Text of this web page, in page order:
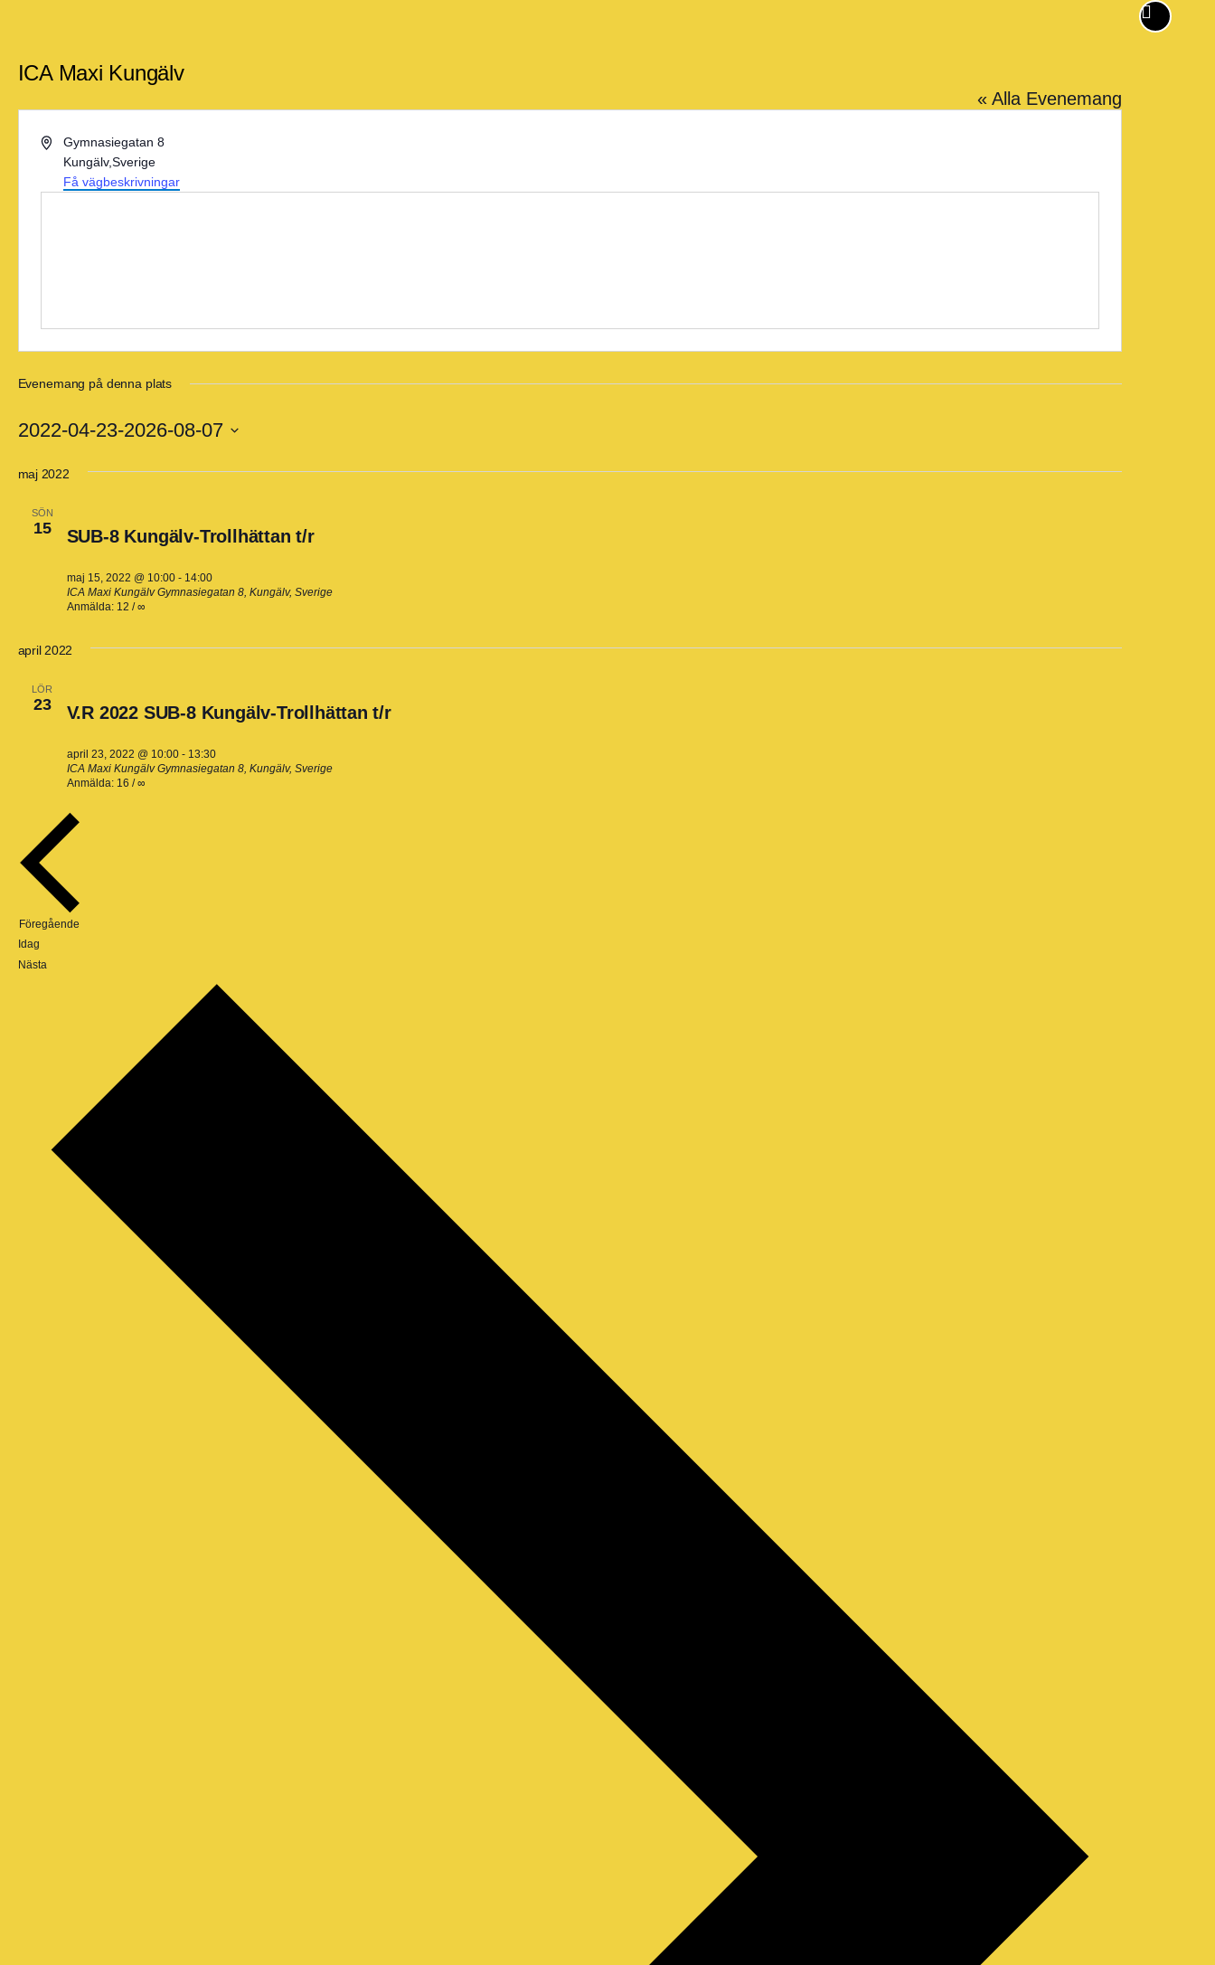
ICA Maxi Kungälv
« Alla Evenemang
AdressGymnasiegatan 8
Kungälv,Sverige
Få vägbeskrivningar
Evenemang på denna plats
2022-04-23-2026-08-07
maj 2022
SÖN
15 SUB-8 Kungälv-Trollhättan t/r
maj 15, 2022 @ 10:00- 14:00
ICA Maxi KungälvGymnasiegatan 8, Kungälv, Sverige
Anmälda: 12 / ∞
april 2022
LÖR
23 V.R 2022 SUB-8 Kungälv-Trollhättan t/r
april 23, 2022 @ 10:00- 13:30
ICA Maxi KungälvGymnasiegatan 8, Kungälv, Sverige
Anmälda: 16 / ∞
Föregående
Idag
Nästa